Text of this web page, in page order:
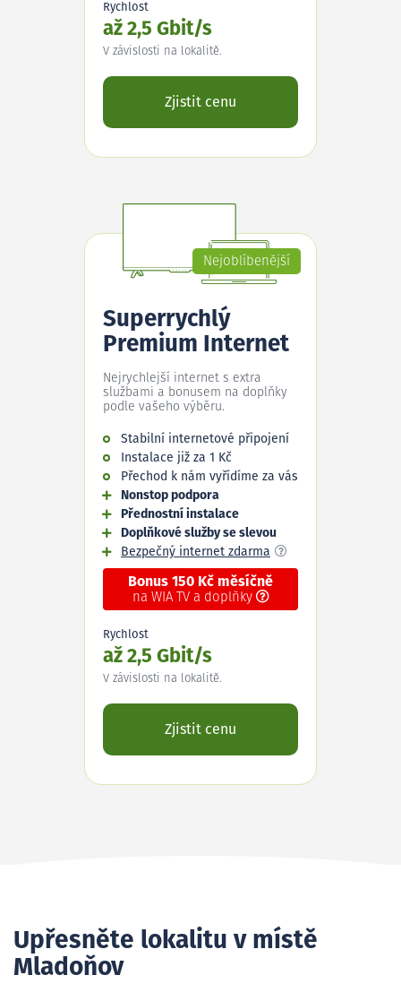
Rychlost
až 2,5 Gbit/s
V závislosti na lokalitě.
Zjistit cenu
Nejoblíbenější
Superrychlý
Premium Internet
Nejrychlejší internet s extra
službami a bonusem na doplňky
podle vašeho výběru.
Stabilní internetové připojení
Instalace již za 1 Kč
Přechod k nám vyřídíme za vás
Nonstop podpora
Přednostní instalace
Doplňkové služby se slevou
Bezpečný internet zdarma
Bonus 150 Kč měsíčně
na WIA TV a doplňky
Rychlost
až 2,5 Gbit/s
V závislosti na lokalitě.
Zjistit cenu
Upřesněte lokalitu v místě
Mladoňov